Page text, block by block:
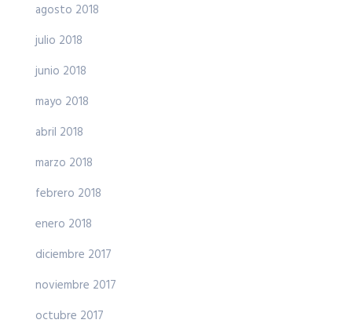
agosto 2018
julio 2018
junio 2018
mayo 2018
abril 2018
marzo 2018
febrero 2018
enero 2018
diciembre 2017
noviembre 2017
octubre 2017